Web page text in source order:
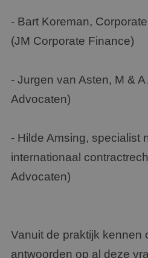
- Bart Koreman,
(JM Corporate Finance)
- Jurgen van Asten, M &
Advocaten)
- Hilde Amsing, specialist
internationaal
Advocaten)
Vanuit de praktijk kennen
antwoorden op al deze